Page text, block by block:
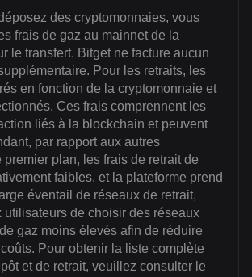
des cryptomonnaies, vous
frais de gaz au mainnet de la
le transfert. Bitget ne facture aucun
Pour les retraits, les
en fonction de la cryptomonnaie et
Ces frais comprennent les
liés à la blockchain et peuvent
par rapport aux autres
premier plan, les frais de retrait de
faibles, et la plateforme prend
éventail de réseaux de retrait,
utilisateurs de choisir des réseaux
gaz moins élevés afin de réduire
Pour obtenir la liste complète
et de retrait, veuillez consulter le